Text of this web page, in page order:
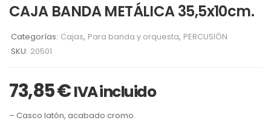
CAJA BANDA METÁLICA 35,5x10cm.
Categorías: Cajas, Para banda y orquesta, PERCUSIÓN
SKU: 20501
73,85€IVA incluido
– Casco latón, acabado cromo.